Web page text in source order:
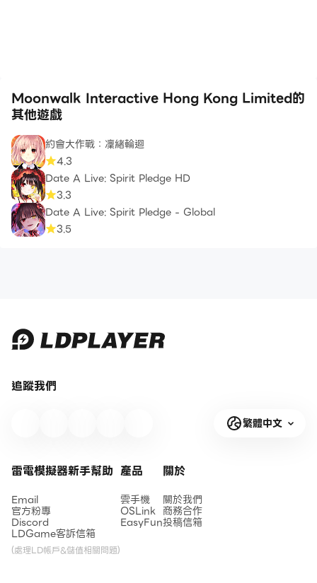
Moonwalk Interactive Hong Kong Limited的
其他遊戲
約會大作戰：凜緒輪迴
4.3
Date A Live: Spirit Pledge HD
3.3
Date A Live: Spirit Pledge - Global
3.5
追蹤我們
繁體中文
雷電模擬器新手幫助
Email
官方粉專
Discord
LDGame客訴信箱
(處理LD帳戶&儲值相關問題)
產品
雲手機
OSLink
EasyFun
關於
關於我們
商務合作
投稿信箱